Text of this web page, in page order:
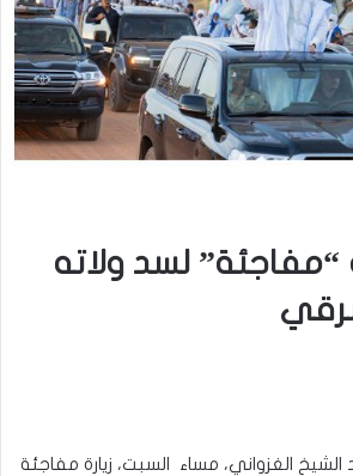
“مفاجئة” لسد ولاته
الغزواني، مساء السبت، زيارة مفاجئة